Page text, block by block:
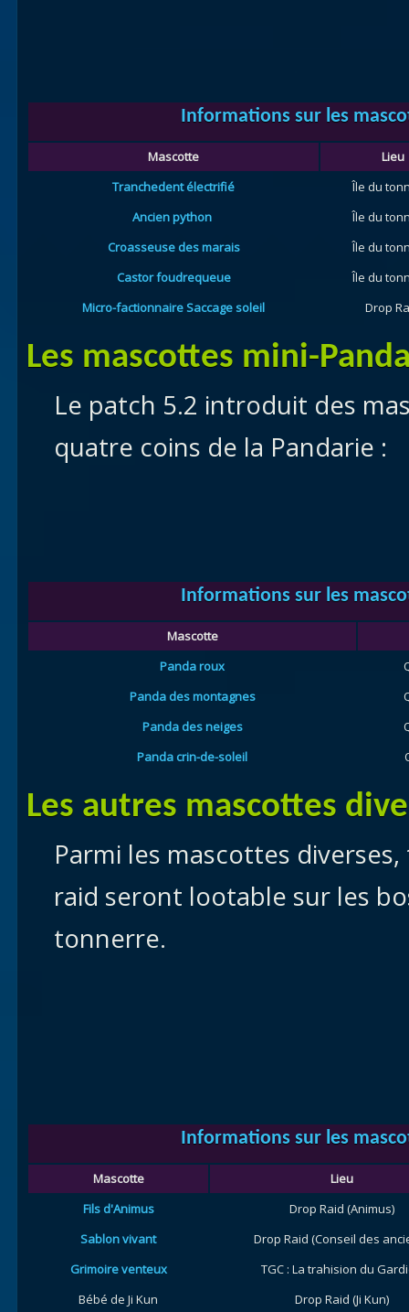
Informations sur les
Mascotte
Lieu
Tranchedent électrifié
Île du
Ancien python
Île du
Croasseuse des marais
Île du
Castor foudrequeue
Île du
Micro-factionnaire Saccage soleil
Drop
Les mascottes mini-
Le patch 5.2 introduit des
quatre coins de la Pandarie :
Informations sur les
Mascotte
Panda roux
Panda des montagnes
Panda des neiges
Panda crin-de-soleil
Les autres mascottes
Parmi les mascottes
raid seront lootable sur les
tonnerre.
Informations sur les
Mascotte
Lieu
Fils d'Animus
Drop Raid (Animus)
Sablon vivant
Drop Raid (Conseil des
Grimoire venteux
TGC : La trahision du
Bébé de Ji Kun
Drop Raid (Ji Kun)